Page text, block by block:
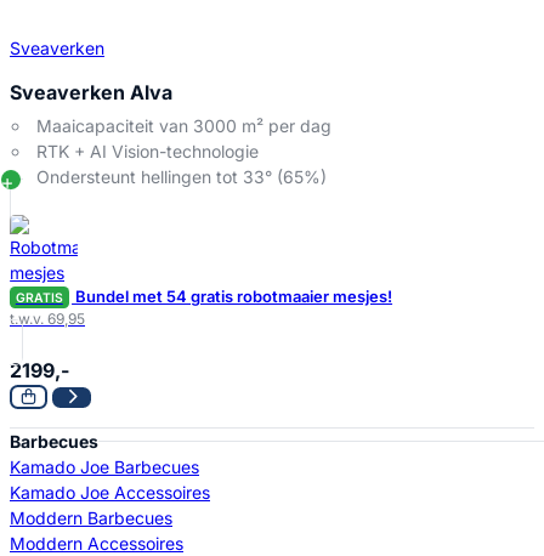
Sveaverken
Sveaverken Alva
Maaicapaciteit van 3000 m² per dag
RTK + AI Vision-technologie
Ondersteunt hellingen tot 33° (65%)
GRATIS Bundel met 54 gratis robotmaaier mesjes!
t.w.v. 69,95
2199,-
Barbecues
Kamado Joe Barbecues
Kamado Joe Accessoires
Moddern Barbecues
Moddern Accessoires